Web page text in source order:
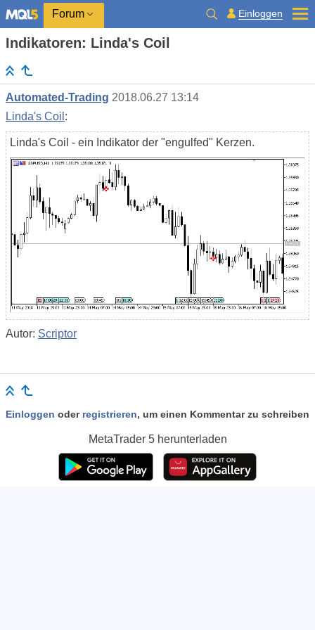
Forum Einloggen
Indikatoren: Linda's Coil
Automated-Trading 2018.06.27 13:14
Linda's Coil :
Linda's Coil - ein Indikator der "engulfed" Kerzen.
Autor: Scriptor
Einloggen oder registrieren, um einen Kommentar zu schreiben
MetaTrader 5herunterladen